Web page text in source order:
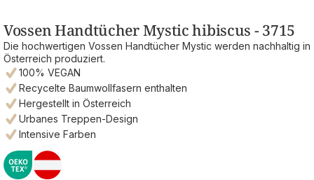
Vossen Handtücher Mystic hibiscus - 3715
Die hochwertigen Vossen Handtücher Mystic werden nachhaltig in
Österreich produziert.
100% VEGAN
Recycelte Baumwollfasern enthalten
Hergestellt in Österreich
Urbanes Treppen-Design
Intensive Farben